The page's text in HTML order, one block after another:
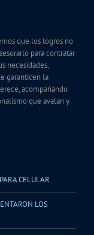
que los logros no
para contratar
necesidades,
garanticen la
acompańando
que avalan y
CELULAR
LOS